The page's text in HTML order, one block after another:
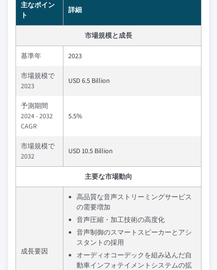
主なポイン
ト
詳細
市場規模と成長
基準年 2023
市場規模で
2023
USD 6.5 Billion
予測期間
2024 - 2032
CAGR
5.5%
市場規模で
2032
USD 10.5 Billion
主要な市場動向
成長要因
高品質な音声ストリーミングサービス
の需要増加
音声圧縮・加工技術の高度化
音声制御のスマートスピーカーとアシ
スタントの採用
オーディオコーデックを組み込んだ自
動車インフォテイメントシステムの拡